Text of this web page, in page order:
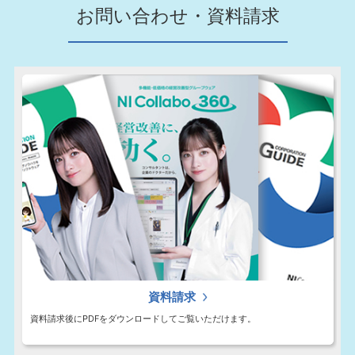
お問い合わせ・資料請求
資料請求
資料請求後にPDFをダウンロードしてご覧いただけます。